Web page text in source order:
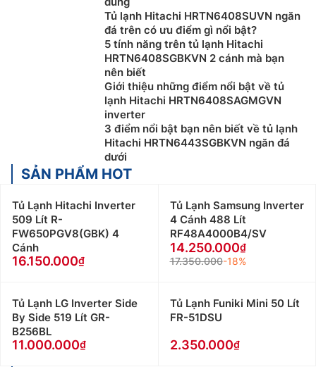
Tủ lạnh Hitachi HRTN6408SUVN ngăn
đá trên có ưu điểm gì nổi bật?
5 tính năng trên tủ lạnh Hitachi
HRTN6408SGBKVN 2 cánh mà bạn
nên biết
Giới thiệu những điểm nổi bật về tủ
lạnh Hitachi HRTN6408SAGMGVN
inverter
3 điểm nổi bật bạn nên biết về tủ lạnh
Hitachi HRTN6443SGBKVN ngăn đá
dưới
SẢN PHẨM HOT
Tủ Lạnh Hitachi Inverter
509 Lít R-
FW650PGV8(GBK) 4
Cánh
16.150.000
Tủ Lạnh Samsung Inverter
4 Cánh 488 Lít
RF48A4000B4/SV
14.250.000
17.350.000-18%
Tủ Lạnh LG Inverter Side
By Side 519 Lít GR-
B256BL
11.000.000
Tủ Lạnh Funiki Mini 50 Lít
FR-51DSU
2.350.000